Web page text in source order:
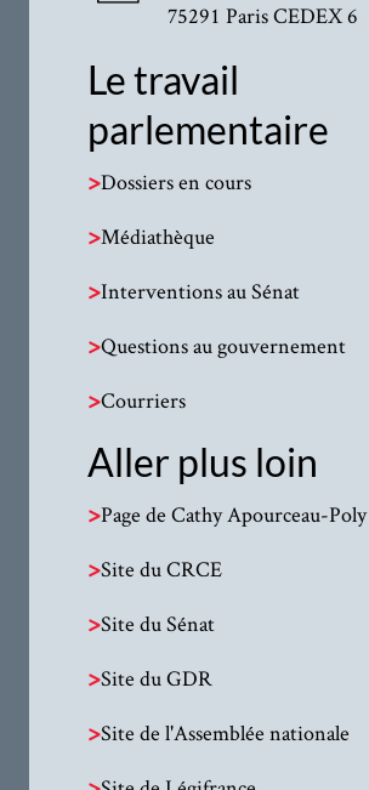
75291 Paris CEDEX 6
Le travail
parlementaire
>Dossiers en cours
>Médiathèque
>Interventions au Sénat
>Questions au gouvernement
>Courriers
Aller plus loin
>Page de Cathy Apourceau-Poly
>Site du CRCE
>Site du Sénat
>Site du GDR
>Site de l'Assemblée nationale